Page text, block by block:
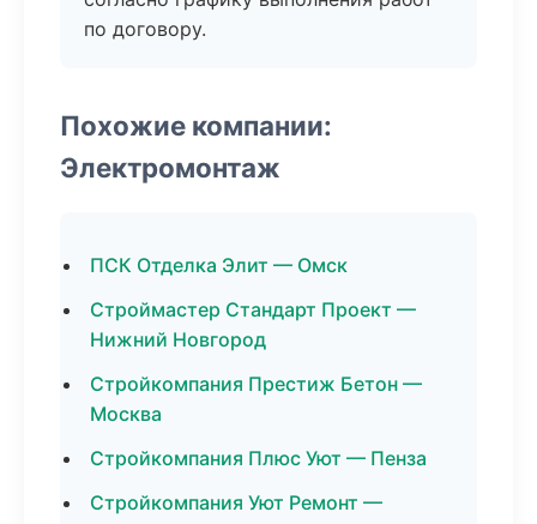
по договору.
Похожие компании:
Электромонтаж
ПСК Отделка Элит — Омск
Строймастер Стандарт Проект —
Нижний Новгород
Стройкомпания Престиж Бетон —
Москва
Стройкомпания Плюс Уют — Пенза
Стройкомпания Уют Ремонт —